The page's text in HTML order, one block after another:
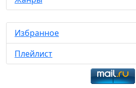
Избранное
Плейлист